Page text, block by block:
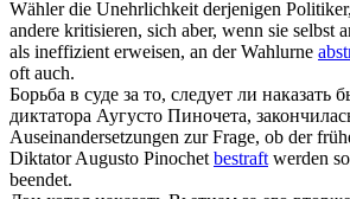
Wähler die Unehrlichkeit derjenigen
andere kritisieren, sich aber, wenn sie selbst
als ineffizient erweisen, an der Wahlurne
oft auch.
Борьба в суде за то, следует ли наказать
диктатора Аугусто Пиночета,
Auseinandersetzungen zur Frage, ob der
Diktator Augusto Pinochetbestraftwerden
beendet.